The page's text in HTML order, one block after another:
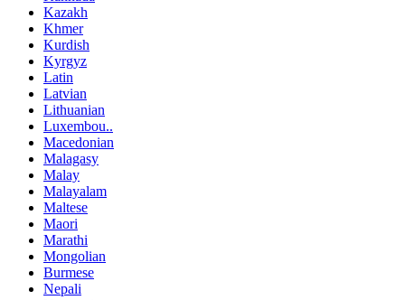
Kazakh
Khmer
Kurdish
Kyrgyz
Latin
Latvian
Lithuanian
Luxembou..
Macedonian
Malagasy
Malay
Malayalam
Maltese
Maori
Marathi
Mongolian
Burmese
Nepali